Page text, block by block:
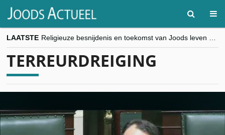
LAATSTE
“Besnijdenisdebat toont hoe moeilijk seculiere Westen minderheden begrijpt”, Jinnih Beels (Vooruit)
TERREURDREIGING